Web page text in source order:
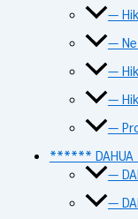
—
—
—
—
—
******
—
—